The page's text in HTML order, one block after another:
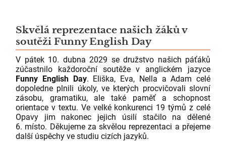
Skvělá reprezentace našich žáků v
soutěži Funny English Day
V pátek 10. dubna 2029 se družstvo našich páťáků
zúčastnilo každoroční soutěže v anglickém jazyce
Funny English Day. Eliška, Eva, Nella a Adam celé
dopoledne plnili úkoly, ve kterých procvičovali slovní
zásobu, gramatiku, ale také paměť a schopnost
orientace v textu. Ve velké konkurenci 19 týmů z celé
Opavy jim nakonec jejich úsilí stačilo na dělené
6. místo. Děkujeme za skvělou reprezentaci a přejeme
další úspěchy ve studiu cizích jazyků.